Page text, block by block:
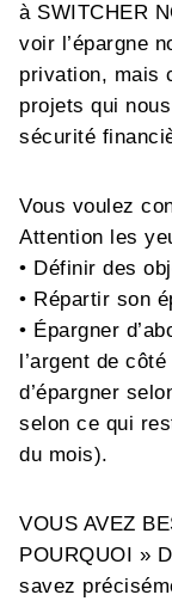
à SWITCHER
voir l’épargne
privation, mais
projets qui
sécurité
Vous voulez
Attention les
• Définir des
• Répartir son
• Épargner
l’argent de
d’épargner
selon ce qui
du mois).
VOUS AVEZ
POURQUOI »
savez